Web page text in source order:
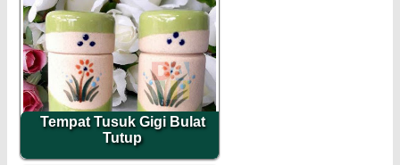
Tempat Tusuk Gigi Bulat
Tutup